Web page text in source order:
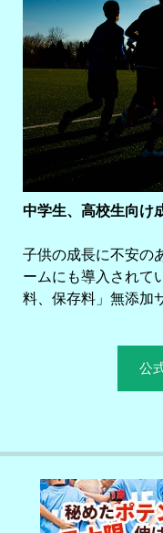
中学生、高校生向け
子供の成長に不安の
ームにも導入されて
料、保存料」無添加
公